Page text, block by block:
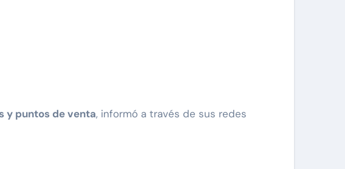
y puntos de venta, informó a través de sus redes